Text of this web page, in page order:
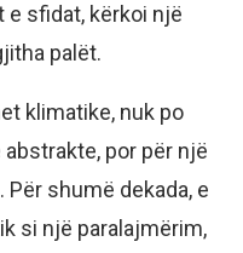
sfidat, kërkoi një
palët.
klimatike, nuk po
por për një
shumë dekada, e
si një paralajmërim,